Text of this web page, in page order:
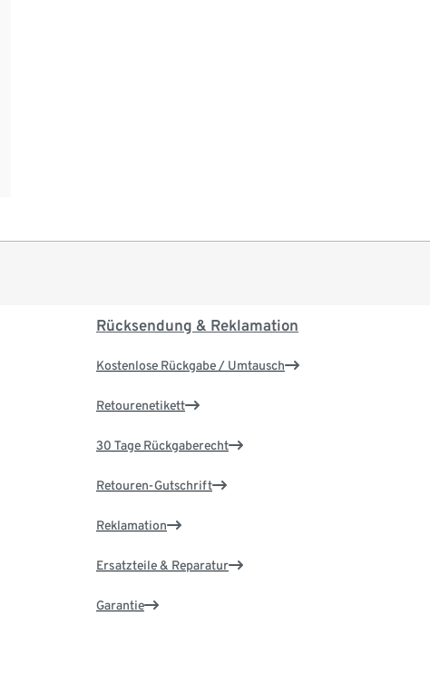
Rücksendung & Reklamation
Kostenlose Rückgabe / Umtausch
Retourenetikett
30 Tage Rückgaberecht
Retouren-Gutschrift
Reklamation
Ersatzteile & Reparatur
Garantie